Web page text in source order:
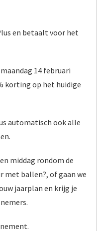
en betaalt voor het
14 februari
korting op het huidige
automatisch ook alle
middag rondom de
met ballen?, of gaan we
jaarplan en krijg je